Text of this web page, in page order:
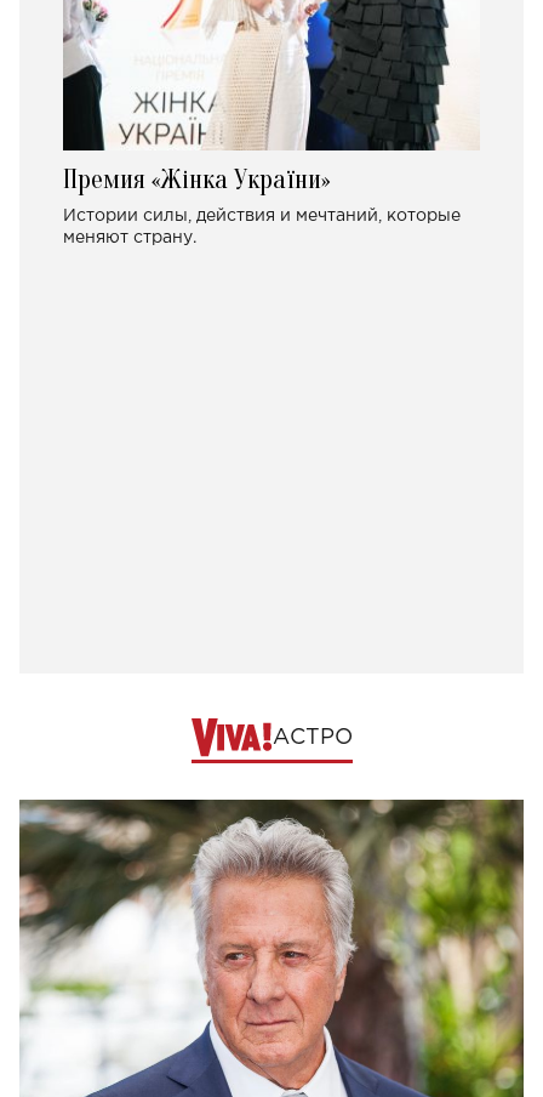
Премия «Жінка України»
Истории силы, действия и мечтаний, которые
меняют страну.
АСТРО